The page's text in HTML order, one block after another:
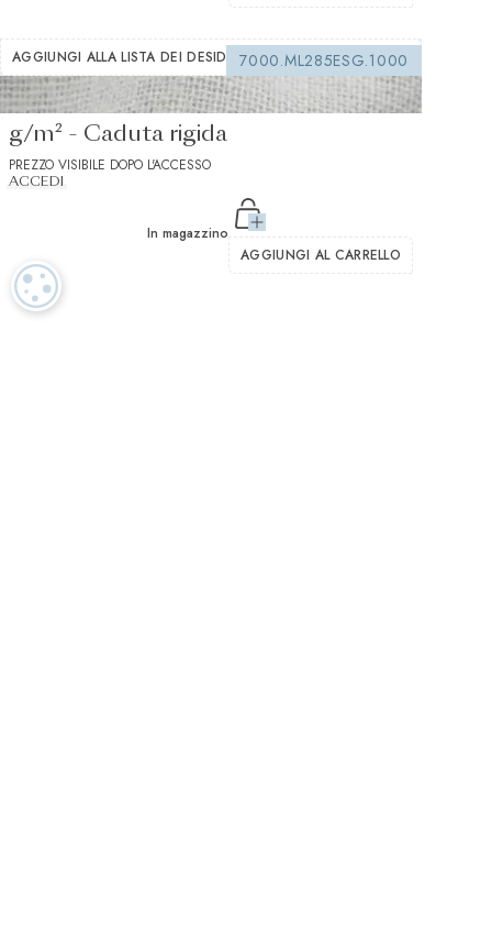
AGGIUNGI ALLA LISTA DEI DESIDERI7000.ML285ESG.1000
Interfordera da cucire bianco 150
g/m² - Caduta rigida
PREZZO VISIBILE DOPO L'ACCESSO
ACCEDI
In magazzino
AGGIUNGI AL CARRELLO